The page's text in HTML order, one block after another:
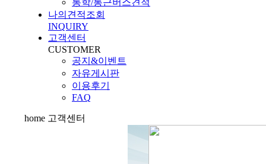
통학/통근버스견적
나의견적조회
INQUIRY
고객센터
CUSTOMER
공지&이벤트
자유게시판
이용후기
FAQ
home 고객센터